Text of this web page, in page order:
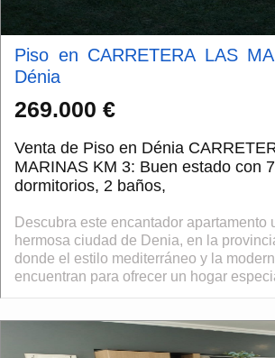
Piso en CARRETERA LAS
Dénia
269.000 €
Venta de Piso en Dénia
MARINAS KM 3: Buen estado con
dormitorios, 2 baños,
Descubra este encantador apartamento
hermosa ciudad de Denia, en la
donde el estilo mediterráneo y la
encuentran para ofrecer un hogar
acogedor. Este apartamento de dos